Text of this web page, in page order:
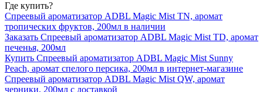
Где купить?
Спреевый ароматизатор ADBL Magic Mist TN, аромат
тропических фруктов, 200мл в наличии
Заказать Спреевый ароматизатор ADBL Magic Mist TD, аромат
печенья, 200мл
Купить Спреевый ароматизатор ADBL Magic Mist Sunny
Peach, аромат спелого персика, 200мл в интернет-магазине
Спреевый ароматизатор ADBL Magic Mist QW, аромат
черники, 200мл с доставкой